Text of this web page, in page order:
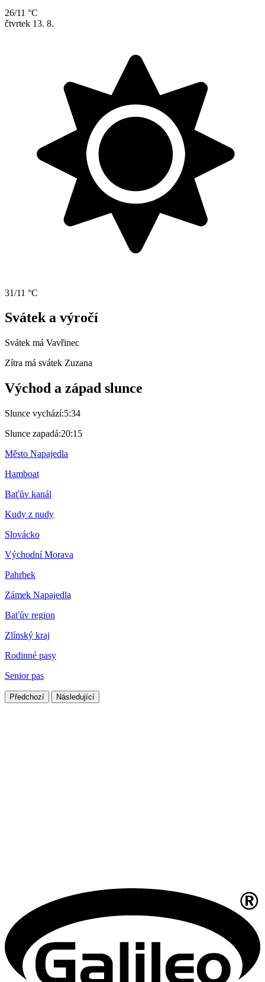
26/11 °C
čtvrtek 13. 8.
31/11 °C
Svátek a výročí
Svátek má Vavřinec
Zítra má svátek Zuzana
Východ a západ slunce
Slunce vychází:5:34
Slunce zapadá:20:15
Město Napajedla
Hamboat
Baťův kanál
Kudy z nudy
Slovácko
Východní Morava
Pahrbek
Zámek Napajedla
Baťův region
Zlínský kraj
Rodinné pasy
Senior pas
Předchozí Následující